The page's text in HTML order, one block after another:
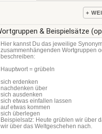
+
& Beispielsätze